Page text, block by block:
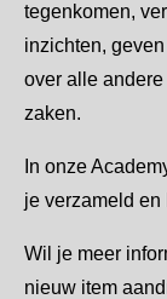
tegenkomen,
inzichten,
over alle
zaken.
In onze
je verzameld
Wil je meer
nieuw item